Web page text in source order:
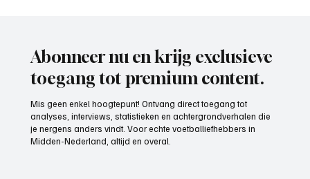
Abonneer nu en krijg exclusieve
toegang tot premium content.
Mis geen enkel hoogtepunt! Ontvang direct toegang tot
analyses, interviews, statistieken en achtergrondverhalen die
je nergens anders vindt. Voor echte voetballiefhebbers in
Midden-Nederland, altijd en overal.